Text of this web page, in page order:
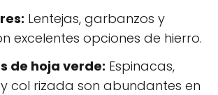
Lentejas, garbanzos y
excelentes opciones de hierro.
de hoja verde: Espinacas,
col rizada son abundantes en